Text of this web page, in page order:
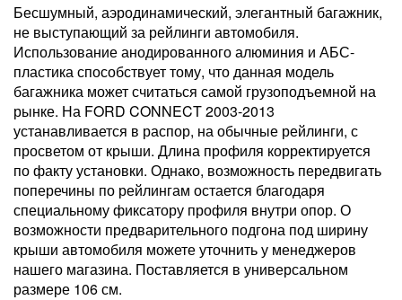
Бесшумный, аэродинамический, элегантный багажник,
не выступающий за рейлинги автомобиля.
Использование анодированного алюминия и АБС-
пластика способствует тому, что данная модель
багажника может считаться самой грузоподъемной на
рынке. На FORD CONNECT 2003-2013
устанавливается в распор, на обычные рейлинги, с
просветом от крыши. Длина профиля корректируется
по факту установки. Однако, возможность передвигать
поперечины по рейлингам остается благодаря
специальному фиксатору профиля внутри опор. О
возможности предварительного подгона под ширину
крыши автомобиля можете уточнить у менеджеров
нашего магазина. Поставляется в универсальном
размере 106 см.